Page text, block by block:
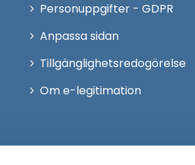
Personuppgifter - GDPR
Anpassa sidan
Tillgänglighetsredogörelse
Om e-legitimation